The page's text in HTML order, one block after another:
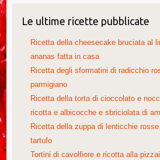
Le ultime ricette pubblicate
Ricetta della cheesecake bruciata al
ananas fatta in casa
Ricetta degli sformatini di radicchio
parmigiano
Ricetta della torta di cioccolato e
ricotta e albicocche e sbriciolata di
Ricetta della zuppa di lenticchie
tartufo
Tortini di cavolfiore e ricotta alla